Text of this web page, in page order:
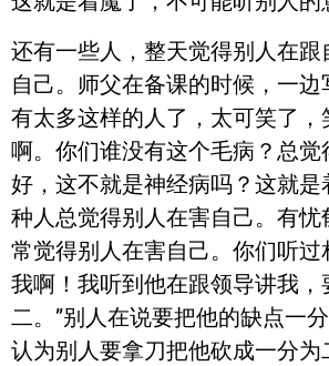
还有一些人，整天觉得别人在跟
自己。师父在备课的时候，一边
有太多这样的人了，太可笑了，
啊。你们谁没有这个毛病？总觉
好，这不就是神经病吗？这就是
种人总觉得别人在害自己。有
常觉得别人在害自己。你们听过
我啊！我听到他在跟领导讲我，
二。”别人在说要把他的缺点一
认为别人要拿刀把他砍成一分为